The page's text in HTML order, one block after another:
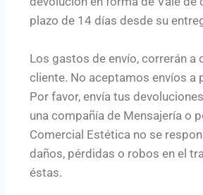
plazo de 14 días desde su
Los gastos de envío, correrán a
cliente. No aceptamos envíos a
Por favor, envía tus
una compañía de Mensajería o
Comercial Estética no se
daños, pérdidas o robos en el
éstas.